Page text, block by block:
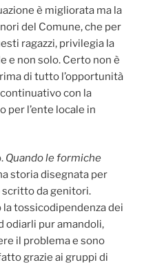
è migliorata ma la
del Comune, che per
ragazzi, privilegia la
e non solo. Certo non è
di tutto l’opportunità
con la
per l’ente locale in
Quando le formiche
storia disegnata per
scritto da genitori.
tossicodipendenza dei
odiarli pur amandoli,
il problema e sono
grazie ai gruppi di